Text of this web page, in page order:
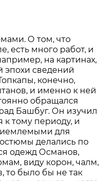
О том, что
есть много работ, и
на картинах,
эпохи сведений
конечно,
и именно к ней
обращался
Башбуг. Он изучил
тому периоду, и
для
делались по
одежд Османов,
виду корон, чалм,
то было бы не так